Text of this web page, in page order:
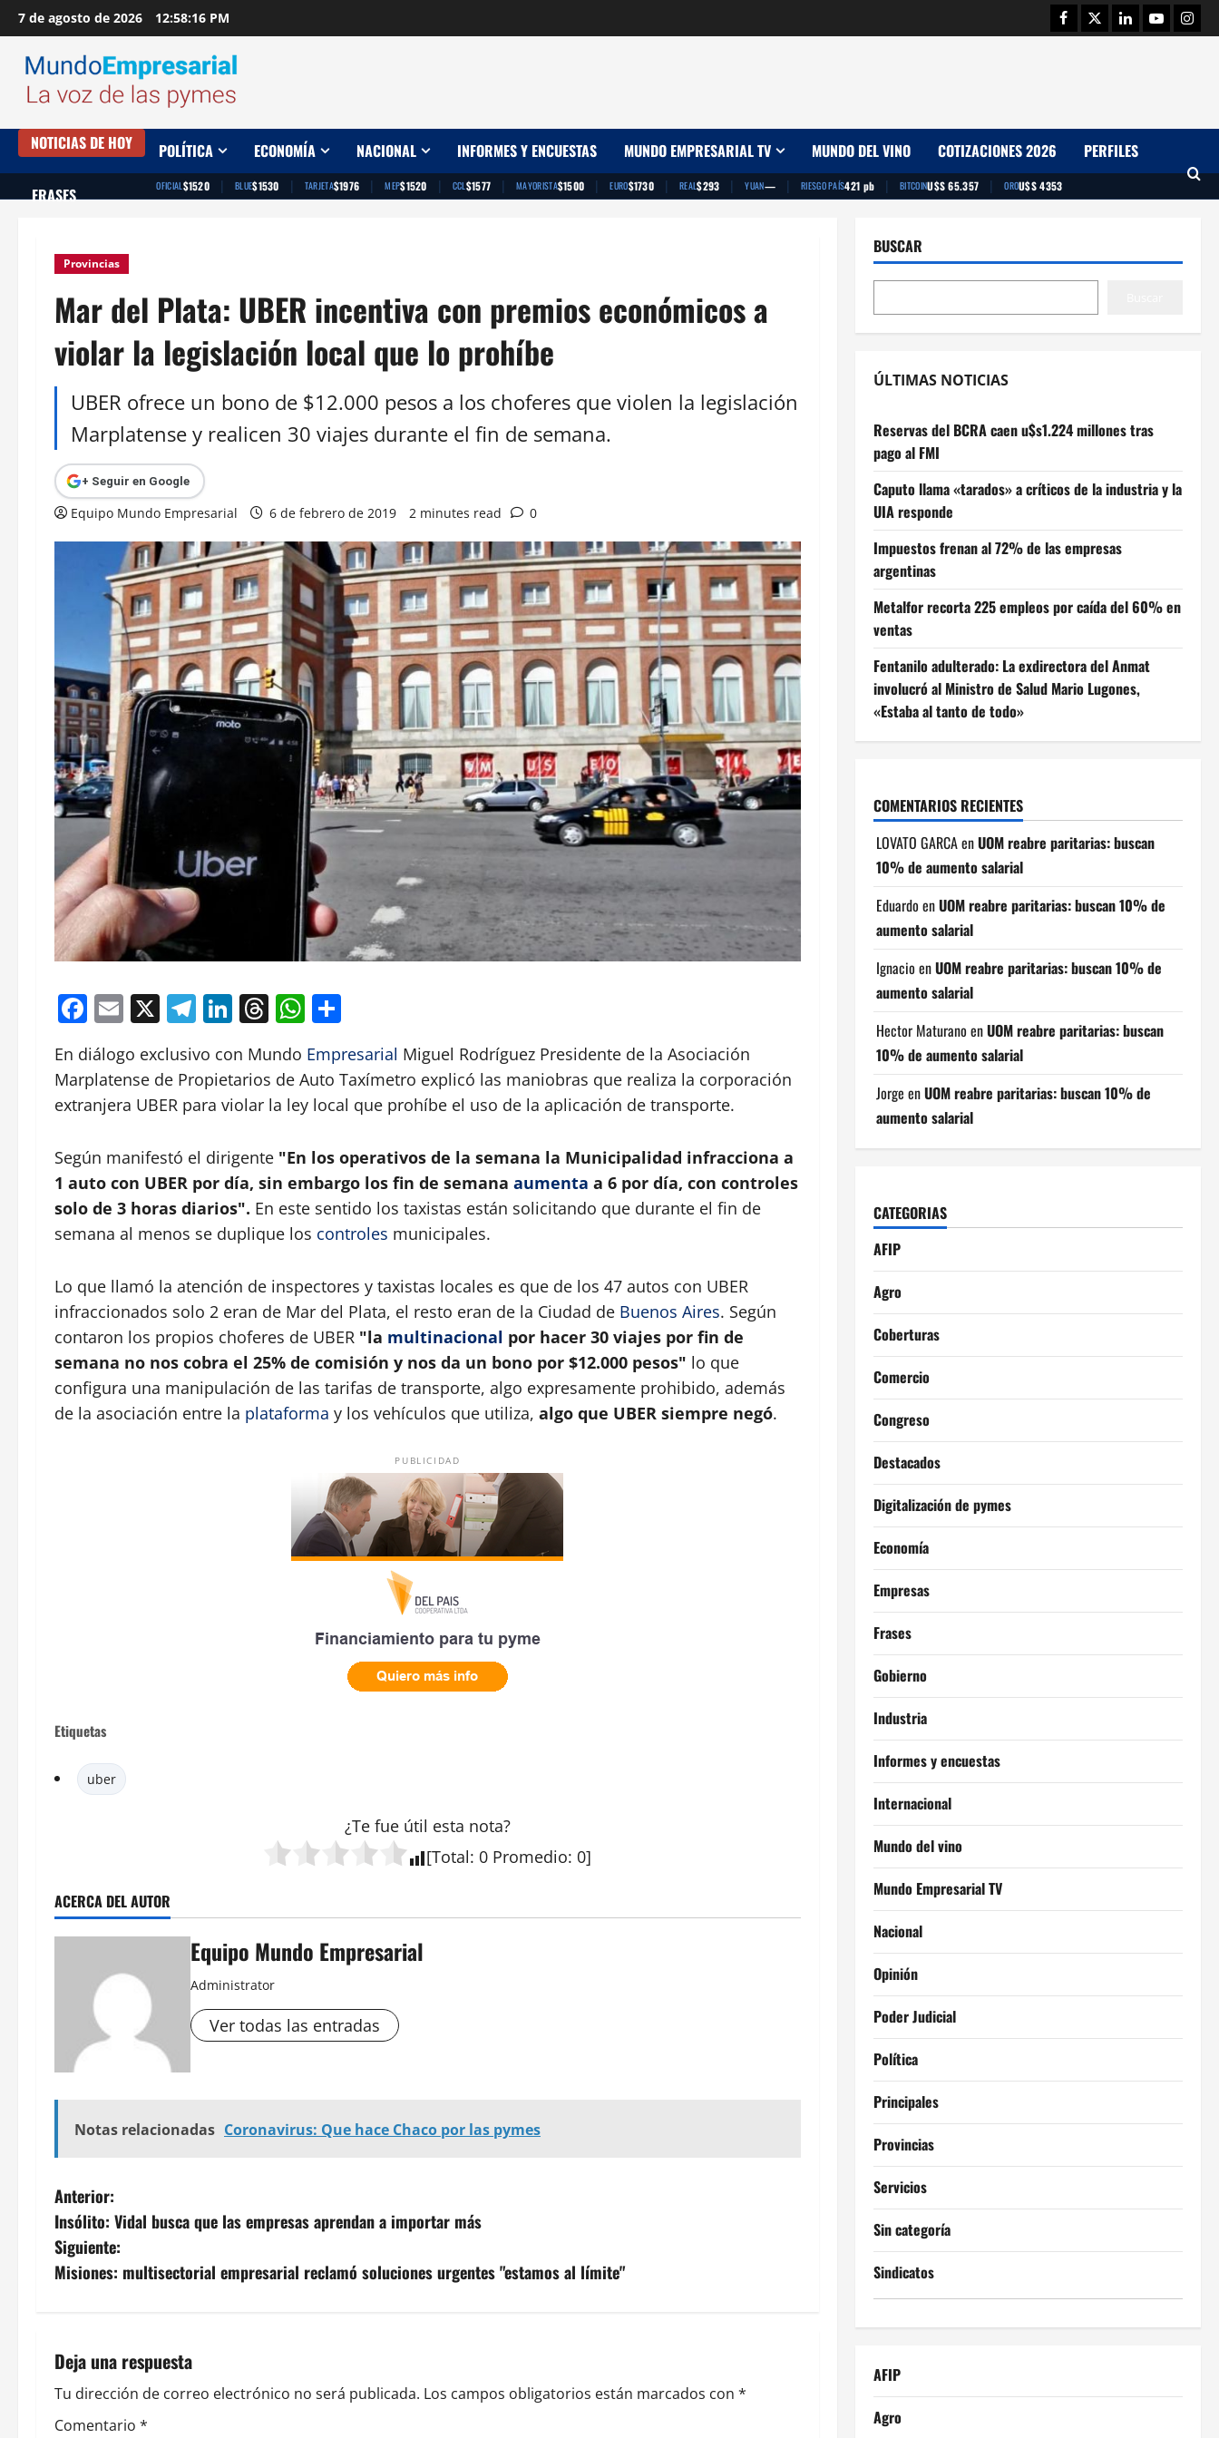
Saltar
al
contenido
7 de agosto de 2026 12:58:17 PM Facebook
TwitterLinkedinYoutube
NOTICIAS DE HOY POLÍTICA ECONOMÍA NACIONAL INFORMES Y ENCUESTAS MUNDO EMPRESARIAL TV MUNDO DEL VINO COTIZACIONES 2026 PERFILES
FRASES OFICIAL$1520 | BLUE$1530 | TARJETA$1976 | MEP$1520 | CCL$1577 | MAYORISTA$1500 | EURO$1730 | REAL$293 | YUAN— | RIESGO PAÍS421 pb | BITCOINU$S 65.357 | OROU$S 4353
Provincias
Mar del Plata: UBER incentiva con premios económicos a
violar la legislación local que lo prohíbe
UBER ofrece un bono de $12.000 pesos a los choferes que violen la legislación
Marplatense y realicen 30 viajes durante el fin de semana.
+ Seguir en Google
Equipo Mundo Empresarial 6 de febrero de 2019 2 minutes read 0
Facebook
Email
X Telegram
LinkedIn
Threads
WhatsApp
En diálogo exclusivo con Mundo Empresarial Miguel Rodríguez Presidente de la Asociación
Marplatense de Propietarios de Auto Taxímetro explicó las maniobras que realiza la corporación
extranjera UBER para violar la ley local que prohíbe el uso de la aplicación de transporte.
Según manifestó el dirigente "En los operativos de la semana la Municipalidad infracciona a
1 auto con UBER por día, sin embargo los fin de semana aumenta a 6 por día, con controles
solo de 3 horas diarios". En este sentido los taxistas están solicitando que durante el fin de
semana al menos se duplique los controles municipales.
Lo que llamó la atención de inspectores y taxistas locales es que de los 47 autos con UBER
infraccionados solo 2 eran de Mar del Plata, el resto eran de la Ciudad de Buenos Aires. Según
contaron los propios choferes de UBER "la multinacional por hacer 30 viajes por fin de
semana no nos cobra el 25% de comisión y nos da un bono por $12.000 pesos" lo que
configura una manipulación de las tarifas de transporte, algo expresamente prohibido, además
de la asociación entre la plataforma y los vehículos que utiliza, algo que UBER siempre negó.
PUBLICIDAD
Etiquetas
uber
¿Te fue útil esta nota?
[Total: 0 Promedio: 0]
ACERCA DEL AUTOR
Equipo Mundo Empresarial
Administrator
Ver todas las entradas
Notas relacionadas Coronavirus: Que hace Chaco por las pymes
N
a
v
g
a
c
Anterior:
Insólito: Vidal busca que las empresas aprendan a importar más
Siguiente:
Misiones: multisectorial empresarial reclamó soluciones urgentes "estamos al límite"
Deja una respuesta
Tu dirección de correo electrónico no será publicada. Los campos obligatorios están marcados con *
Comentario *
BUSCAR
ÚLTIMAS NOTICIAS
Reservas del BCRA caen u$s1.224 millones tras
pago al FMI
Caputo llama «tarados» a críticos de la industria y la
UIA responde
Impuestos frenan al 72% de las empresas
argentinas
Metalfor recorta 225 empleos por caída del 60% en
ventas
Fentanilo adulterado: La exdirectora del Anmat
involucró al Ministro de Salud Mario Lugones,
«Estaba al tanto de todo»
COMENTARIOS RECIENTES
LOVATO GARCAenUOM reabre paritarias: buscan
10% de aumento salarial
Eduardo enUOM reabre paritarias: buscan 10% de
aumento salarial
Ignacio enUOM reabre paritarias: buscan 10% de
aumento salarial
Hector Maturano enUOM reabre paritarias: buscan
10% de aumento salarial
Jorge enUOM reabre paritarias: buscan 10% de
aumento salarial
CATEGORIAS
AFIP
Agro
Coberturas
Comercio
Congreso
Destacados
Digitalización de pymes
Economía
Empresas
Frases
Gobierno
Industria
Informes y encuestas
Internacional
Mundo del vino
Mundo Empresarial TV
Nacional
Opinión
Poder Judicial
Política
Principales
Provincias
Servicios
Sin categoría
Sindicatos
AFIP
Agro